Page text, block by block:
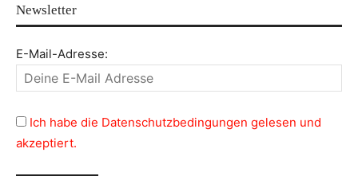
Newsletter
E-Mail-Adresse:
Ich habe die Datenschutzbedingungen gelesen und
akzeptiert.